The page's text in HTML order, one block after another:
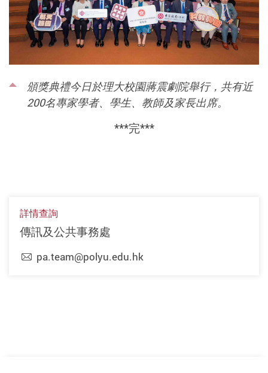
頒獎典禮今日於理大校園蔣震劇院舉行，共有近
200名專家學者、學生、教師及家長出席。
***完***
詳情查詢
傳訊及公共事務處
pa.team@polyu.edu.hk